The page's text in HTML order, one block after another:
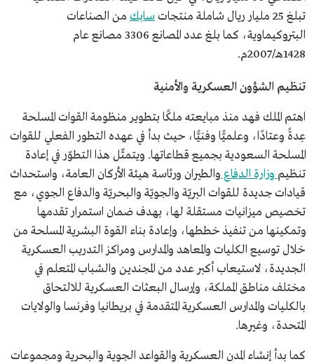
تبلغ 25 مليار ريال شاملة منتجات
سابك من الصناعات
البتروكيماوية، كما بلغ عدد المصانع 3306 مصانع عام
1428هـ/2007م.
تنظيم الشؤون العسكرية والأمنية
اهتم الملك فهد منذ مبايعته ملكًا بتطوير منظومة القوات المسلحة
عِدةً وعتادًا، وعلميًّا وفنيًّا، حيث بدأ في عهده التطور الفعلي للقوات
المسلحة السعودية بجميع قطاعاتها. ويتمثّل هذا التطوّر في إعادة
تنظيم وزارة الدفاع والطيران ورئاسة هيئة الأركان العامة، واستحداث
قيادات جديدة للقوات البريّة والجويّة والبحريّة والدفاع الجوي، مع
تخصيص ميزانيات مستقلة لها، بهدف ضمان استمرار تقدمها
وتمكينها من تنفيذ خططها، وإعادة بناء القوة البشرية المسلحة من
خلال توسيع الكليات والمعاهد والمدارس ومراكز التدريب العسكرية
الجديدة، لاستيعاب أكبر عدد من المجندين والشباب المتعلم في
مختلف مناطق المملكة، وإرسال البعثات العسكرية للالتحاق
بالكليات والمدارس العسكرية المتقدمة في بريطانيا وفرنسا والولايات
المتحدة، وغيرها.
كما بدأ إنشاء المدن العسكرية والقواعد الجوية والبحرية ومجموعات